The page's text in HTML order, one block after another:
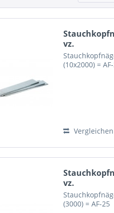
vz.
(10x2000) =
Vergleichen
vz.
(3000) = AF-25